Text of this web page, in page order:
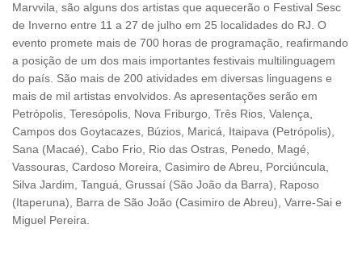
Marvvila, são alguns dos artistas que aquecerão o Festival Sesc
de Inverno entre 11 a 27 de julho em 25 localidades do RJ. O
evento promete mais de 700 horas de programação, reafirmando
a posição de um dos mais importantes festivais multilinguagem
do país. São mais de 200 atividades em diversas linguagens e
mais de mil artistas envolvidos. As apresentações serão em
Petrópolis, Teresópolis, Nova Friburgo, Três Rios, Valença,
Campos dos Goytacazes, Búzios, Maricá, Itaipava (Petrópolis),
Sana (Macaé), Cabo Frio, Rio das Ostras, Penedo, Magé,
Vassouras, Cardoso Moreira, Casimiro de Abreu, Porciúncula,
Silva Jardim, Tanguá, Grussaí (São João da Barra), Raposo
(Itaperuna), Barra de São João (Casimiro de Abreu), Varre-Sai e
Miguel Pereira.